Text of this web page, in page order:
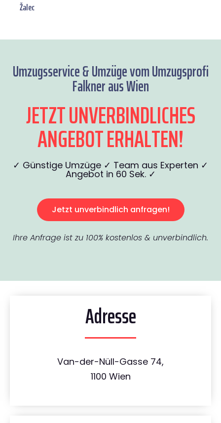
Žalec
Umzugsservice & Umzüge vom Umzugsprofi
Falkner aus Wien
JETZT UNVERBINDLICHES
ANGEBOT ERHALTEN!
✓ Günstige Umzüge ✓ Team aus Experten ✓
Angebot in 60 Sek. ✓
Jetzt unverbindlich anfragen!
Ihre Anfrage ist zu 100% kostenlos & unverbindlich.
Adresse
Van-der-Nüll-Gasse 74,
1100 Wien